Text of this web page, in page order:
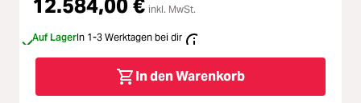
Loading...SALE
Loading...
inkl. MwSt.
Auf LagerIn 1-3 Werktagen bei dir
In den Warenkorb